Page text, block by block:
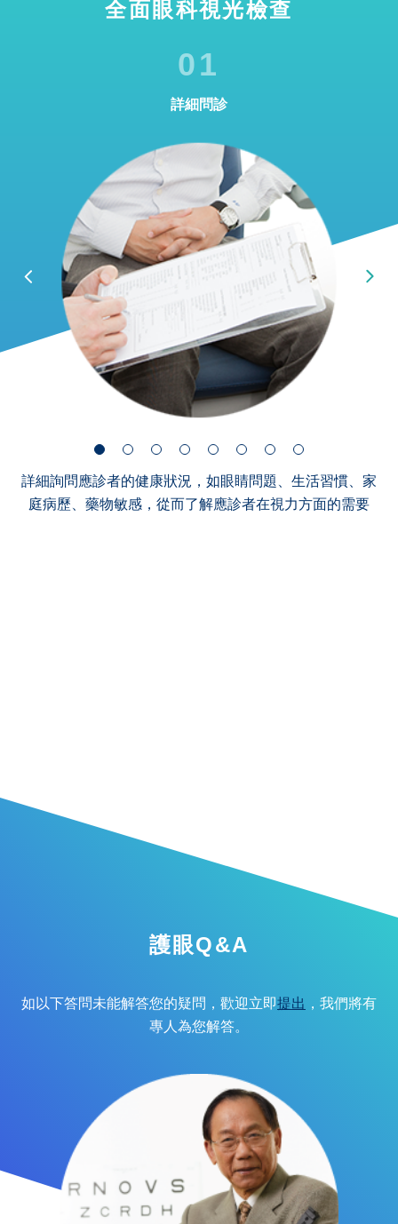
全面眼科視光檢查
01
詳細問診
詳細詢問應診者的健康狀況，如眼睛問題、生活習慣、家
庭病歷、藥物敏感，從而了解應診者在視力方面的需要
護眼Q&A
如以下答問未能解答您的疑問，歡迎立即提出 ，我們將有
專人為您解答。